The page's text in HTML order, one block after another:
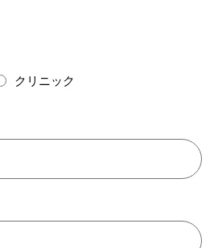
クリニック